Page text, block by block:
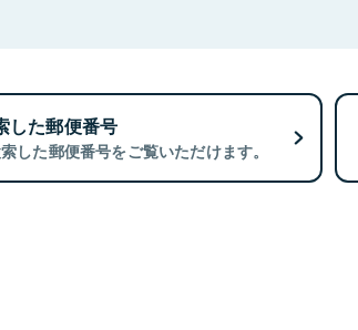
した郵便番号
した郵便番号をご覧いただけます。